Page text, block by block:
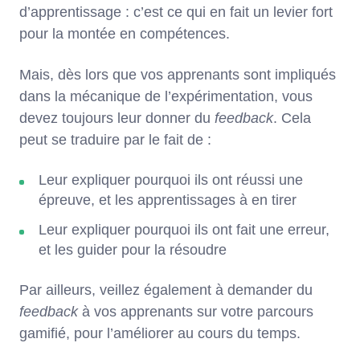
d’apprentissage : c’est ce qui en fait un levier fort
pour la montée en compétences.
Mais, dès lors que vos apprenants sont impliqués
dans la mécanique de l’expérimentation, vous
devez toujours leur donner du feedback. Cela
peut se traduire par le fait de :
Leur expliquer pourquoi ils ont réussi une
épreuve, et les apprentissages à en tirer
Leur expliquer pourquoi ils ont fait une erreur,
et les guider pour la résoudre
Par ailleurs, veillez également à demander du
feedbackà vos apprenants sur votre parcours
gamifié, pour l’améliorer au cours du temps.